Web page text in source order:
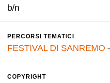
b/n
PERCORSI TEMATICI
FESTIVAL DI SANREMO
COPYRIGHT